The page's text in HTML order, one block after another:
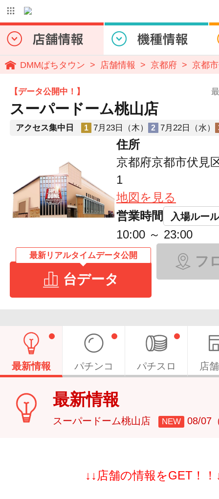
DMMぱちタウン 店舗情報 京都府 京都
【データ公開中！】
スーパードーム桃山店
アクセス集中日 1 7月23日（木） 2 7月22日（水）
住所
京都府京都市伏見
1
地図を見る
営業時間
入場ルール
10:00 ～ 23:00
最新リアルタイムデータ公開
台データ
フ
最新情報 パチンコ パチスロ 店
最新情報
スーパードーム桃山店 NEW 08/07
↓↓店舗の情報をGET！！